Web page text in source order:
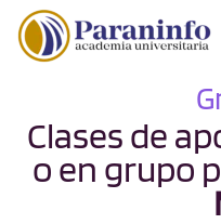
Clases de
o en grupo